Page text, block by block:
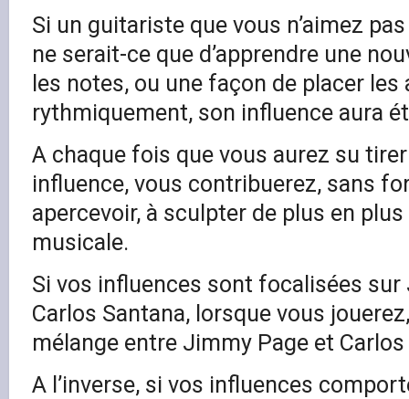
Si un guitariste que vous n’aimez
ne serait-ce que d’apprendre une
les notes, ou une façon de placer les
rythmiquement, son influence aura
A chaque fois que vous aurez su
influence, vous contribuerez, sans
apercevoir, à sculpter de plus en
musicale.
Si vos influences sont focalisées
Carlos Santana, lorsque vous
mélange entre Jimmy Page et
A l’inverse, si vos influences